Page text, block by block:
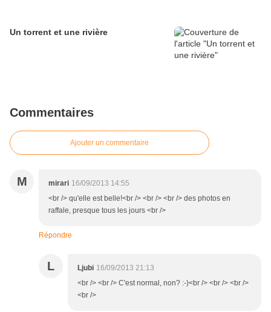
Un torrent et une rivière
Commentaires
Ajouter un commentaire
M mirari 16/09/2013 14:55
<br /> qu'elle est belle!<br /> <br /> <br /> des photos en
raffale, presque tous les jours <br />
Répondre
L Ljubi 16/09/2013 21:13
<br /> <br /> C'est normal, non? :-)<br /> <br /> <br />
<br />